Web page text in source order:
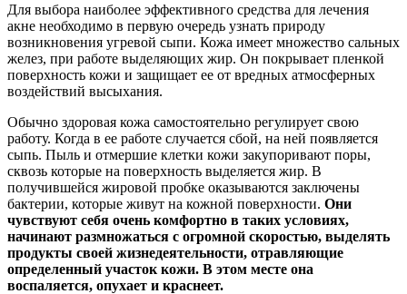
Для выбора наиболее эффективного средства для лечения
акне необходимо в первую очередь узнать природу
возникновения угревой сыпи. Кожа имеет множество сальных
желез, при работе выделяющих жир. Он покрывает пленкой
поверхность кожи и защищает ее от вредных атмосферных
воздействий высыхания.
Обычно здоровая кожа самостоятельно регулирует свою
работу. Когда в ее работе случается сбой, на ней появляется
сыпь. Пыль и отмершие клетки кожи закупоривают поры,
сквозь которые на поверхность выделяется жир. В
получившейся жировой пробке оказываются заключены
бактерии, которые живут на кожной поверхности. Они
чувствуют себя очень комфортно в таких условиях,
начинают размножаться с огромной скоростью, выделять
продукты своей жизнедеятельности, отравляющие
определенный участок кожи. В этом месте она
воспаляется, опухает и краснеет.